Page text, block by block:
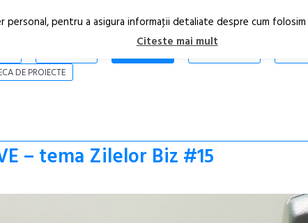
STIRI
DE PROIECTE
– tema Zilelor Biz #15
pentru a asigura informaţii detaliate despre cum
Citeste mai mult